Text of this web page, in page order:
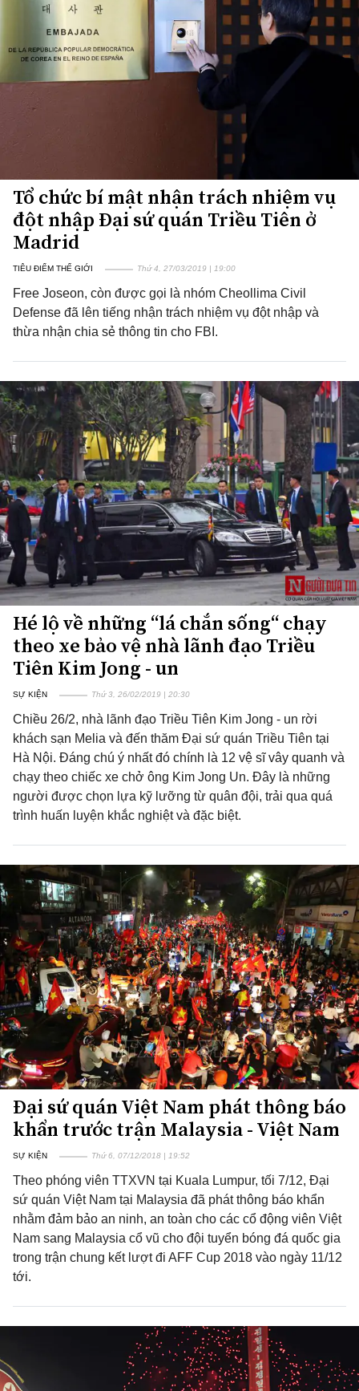
Tổ chức bí mật nhận trách nhiệm vụ
đột nhập Đại sứ quán Triều Tiên ở
Madrid
TIÊU ĐIỂM THẾ GIỚI Thứ 4, 27/03/2019 | 19:00
Free Joseon, còn được gọi là nhóm Cheollima Civil
Defense đã lên tiếng nhận trách nhiệm vụ đột nhập và
thừa nhận chia sẻ thông tin cho FBI.
Hé lộ về những “lá chắn sống“ chạy
theo xe bảo vệ nhà lãnh đạo Triều
Tiên Kim Jong - un
SỰ KIỆN Thứ 3, 26/02/2019 | 20:30
Chiều 26/2, nhà lãnh đạo Triều Tiên Kim Jong - un rời
khách sạn Melia và đến thăm Đại sứ quán Triều Tiên tại
Hà Nội. Đáng chú ý nhất đó chính là 12 vệ sĩ vây quanh và
chạy theo chiếc xe chở ông Kim Jong Un. Đây là những
người được chọn lựa kỹ lưỡng từ quân đội, trải qua quá
trình huấn luyện khắc nghiệt và đặc biệt.
Đại sứ quán Việt Nam phát thông báo
khẩn trước trận Malaysia - Việt Nam
SỰ KIỆN Thứ 6, 07/12/2018 | 19:52
Theo phóng viên TTXVN tại Kuala Lumpur, tối 7/12, Đại
sứ quán Việt Nam tại Malaysia đã phát thông báo khẩn
nhằm đảm bảo an ninh, an toàn cho các cổ động viên Việt
Nam sang Malaysia cổ vũ cho đội tuyển bóng đá quốc gia
trong trận chung kết lượt đi AFF Cup 2018 vào ngày 11/12
tới.